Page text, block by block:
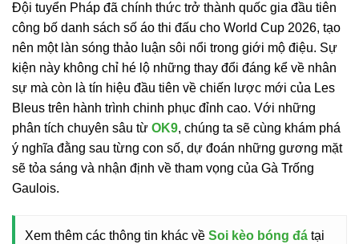
Đội tuyển Pháp đã chính thức trở thành quốc gia đầu tiên
công bố danh sách số áo thi đấu cho World Cup 2026, tạo
nên một làn sóng thảo luận sôi nổi trong giới mộ điệu. Sự
kiện này không chỉ hé lộ những thay đổi đáng kể về nhân
sự mà còn là tín hiệu đầu tiên về chiến lược mới của Les
Bleus trên hành trình chinh phục đỉnh cao. Với những
phân tích chuyên sâu từ OK9, chúng ta sẽ cùng khám phá
ý nghĩa đằng sau từng con số, dự đoán những gương mặt
sẽ tỏa sáng và nhận định về tham vọng của Gà Trống
Gaulois.
Xem thêm các thông tin khác về Soi kèo bóng đá tại